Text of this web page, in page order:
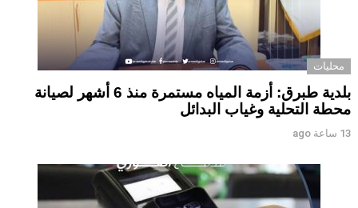
محليات
بلدية طبرق: أزمة المياه مستمرة منذ 6 أشهر لصيانة
محطة التحلية وغياب البدائل ‏ ‏
13 ساعة ago